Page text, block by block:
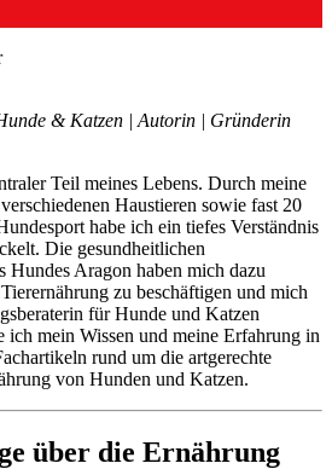
& Katzen | Autorin | Gründerin
Teil meines Lebens. Durch meine
Haustieren sowie fast 20
habe ich ein tiefes Verständnis
Die gesundheitlichen
Hundes Aragon haben mich dazu
zu beschäftigen und mich
für Hunde und Katzen
ich mein Wissen und meine Erfahrung in
rund um die artgerechte
von Hunden und Katzen.
über die Ernährung